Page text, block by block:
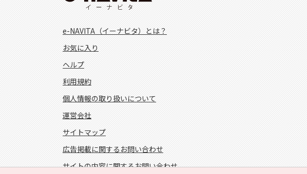
e-NAVITA（イーナビタ）とは？
お気に入り
ヘルプ
利用規約
個人情報の取り扱いについて
運営会社
サイトマップ
広告掲載に関するお問い合わせ
サイトの内容に関するお問い合わせ